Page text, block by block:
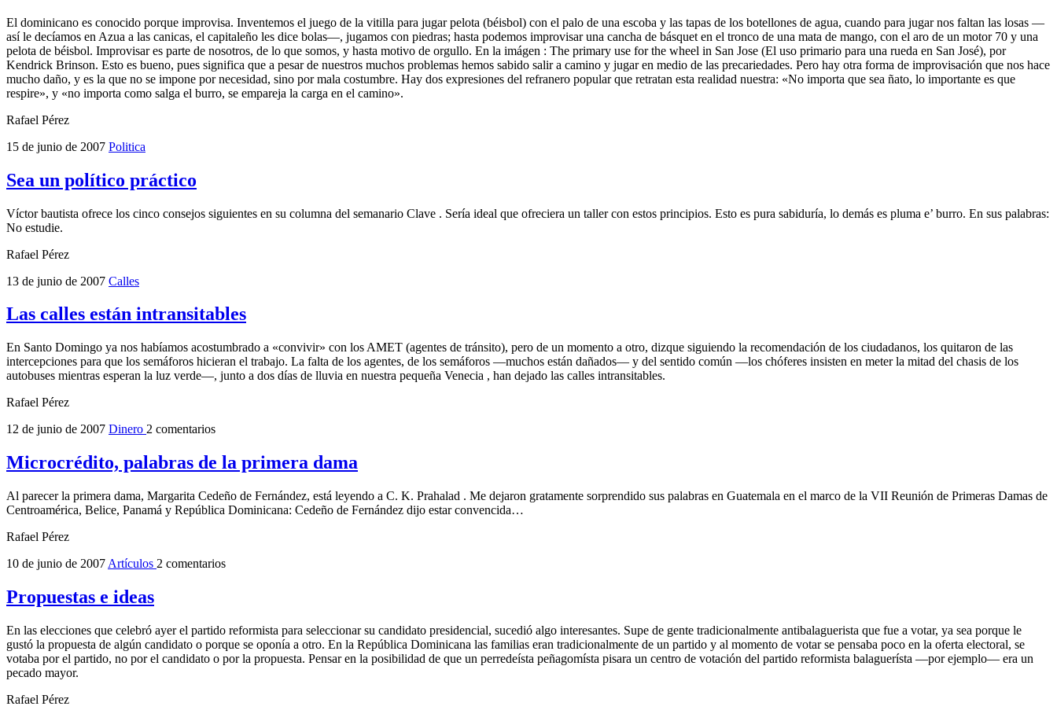
El dominicano es conocido porque improvisa. Inventemos el juego de la vitilla para jugar pelota (béisbol) con el palo de una escoba y las tapas de los botellones de agua, cuando para jugar nos faltan las losas —
así le decíamos en Azua a las canicas, el capitaleño les dice bolas—, jugamos con piedras; hasta podemos improvisar una cancha de básquet en el tronco de una mata de mango, con el aro de un motor 70 y una
pelota de béisbol. Improvisar es parte de nosotros, de lo que somos, y hasta motivo de orgullo. En la imágen : The primary use for the wheel in San Jose (El uso primario para una rueda en San José), por
Kendrick Brinson. Esto es bueno, pues significa que a pesar de nuestros muchos problemas hemos sabido salir a camino y jugar en medio de las precariedades. Pero hay otra forma de improvisación que nos hace
mucho daño, y es la que no se impone por necesidad, sino por mala costumbre. Hay dos expresiones del refranero popular que retratan esta realidad nuestra: «No importa que sea ñato, lo importante es que
respire», y «no importa como salga el burro, se empareja la carga en el camino».
Rafael Pérez
15 de junio de 2007 Politica
Sea un político práctico
Víctor bautista ofrece los cinco consejos siguientes en su columna del semanario Clave . Sería ideal que ofreciera un taller con estos principios. Esto es pura sabiduría, lo demás es pluma e’ burro. En sus palabras:
No estudie.
Rafael Pérez
13 de junio de 2007 Calles
Las calles están intransitables
En Santo Domingo ya nos habíamos acostumbrado a «convivir» con los AMET (agentes de tránsito), pero de un momento a otro, dizque siguiendo la recomendación de los ciudadanos, los quitaron de las
intercepciones para que los semáforos hicieran el trabajo. La falta de los agentes, de los semáforos —muchos están dañados— y del sentido común —los chóferes insisten en meter la mitad del chasis de los
autobuses mientras esperan la luz verde—, junto a dos días de lluvia en nuestra pequeña Venecia , han dejado las calles intransitables.
Rafael Pérez
12 de junio de 2007 Dinero 2 comentarios
Microcrédito, palabras de la primera dama
Al parecer la primera dama, Margarita Cedeño de Fernández, está leyendo a C. K. Prahalad . Me dejaron gratamente sorprendido sus palabras en Guatemala en el marco de la VII Reunión de Primeras Damas de
Centroamérica, Belice, Panamá y República Dominicana: Cedeño de Fernández dijo estar convencida…
Rafael Pérez
10 de junio de 2007 Artículos 2 comentarios
Propuestas e ideas
En las elecciones que celebró ayer el partido reformista para seleccionar su candidato presidencial, sucedió algo interesantes. Supe de gente tradicionalmente antibalaguerista que fue a votar, ya sea porque le
gustó la propuesta de algún candidato o porque se oponía a otro. En la República Dominicana las familias eran tradicionalmente de un partido y al momento de votar se pensaba poco en la oferta electoral, se
votaba por el partido, no por el candidato o por la propuesta. Pensar en la posibilidad de que un perredeísta peñagomísta pisara un centro de votación del partido reformista balaguerísta —por ejemplo— era un
pecado mayor.
Rafael Pérez